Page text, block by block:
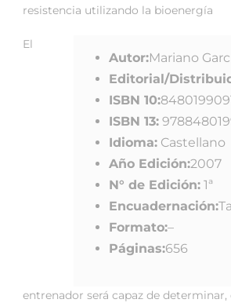
resistencia utilizando la bioenergía
Autor:Mariano
Editorial/
ISBN 10:
ISBN 13:
Idioma: Castellano
Año Edición:2007
N° de Edición: 1ª
Encuadernación:
Formato:–
Páginas:656
El
entrenador será capaz de determinar,